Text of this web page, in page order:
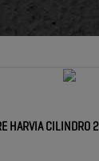
HARVIA CILINDRO